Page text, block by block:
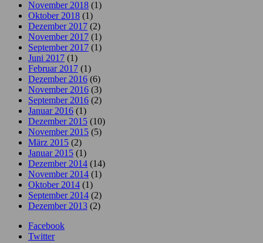
November 2018 (1)
Oktober 2018 (1)
Dezember 2017 (2)
November 2017 (1)
September 2017 (1)
Juni 2017 (1)
Februar 2017 (1)
Dezember 2016 (6)
November 2016 (3)
September 2016 (2)
Januar 2016 (1)
Dezember 2015 (10)
November 2015 (5)
März 2015 (2)
Januar 2015 (1)
Dezember 2014 (14)
November 2014 (1)
Oktober 2014 (1)
September 2014 (2)
Dezember 2013 (2)
Facebook
Twitter